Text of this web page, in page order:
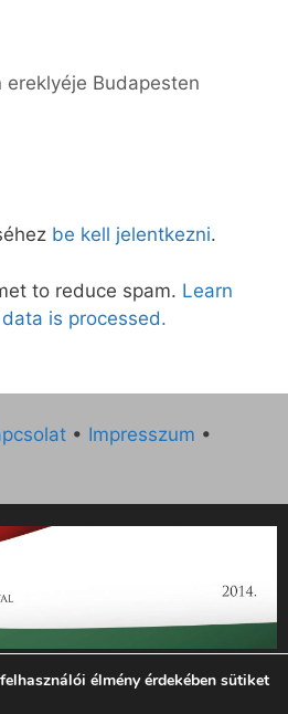
ereklyéje Budapesten
be kell jelentkezni.
to reduce spam. Learn
is processed.
• Impresszum •
hetilap 2014. évi működésének
KCP-14-P-0121 sz. támogatási
000 Ft összegben támogatta az
élmény érdekében sütiket